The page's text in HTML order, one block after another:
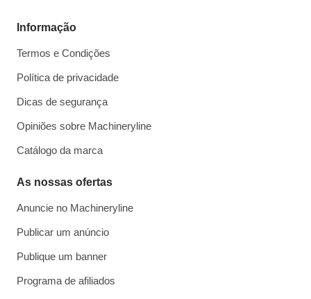
Informação
Termos e Condições
Política de privacidade
Dicas de segurança
Opiniões sobre Machineryline
Catálogo da marca
As nossas ofertas
Anuncie no Machineryline
Publicar um anúncio
Publique um banner
Programa de afiliados